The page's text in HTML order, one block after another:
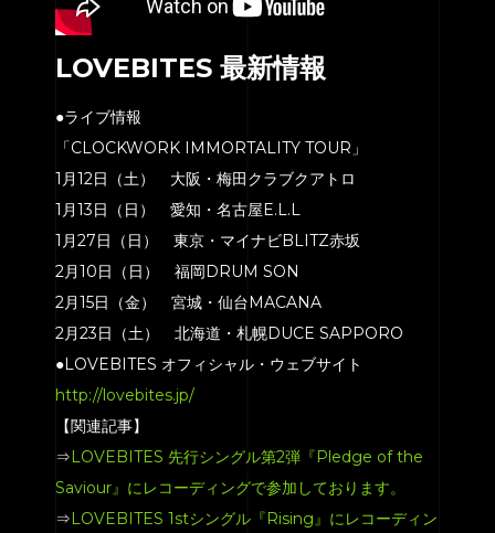
LOVEBITES 最新情報
●ライブ情報
「CLOCKWORK IMMORTALITY TOUR」
1月12日（土） 大阪・梅田クラブクアトロ
1月13日（日） 愛知・名古屋E.L.L
1月27日（日） 東京・マイナビBLITZ赤坂
2月10日（日） 福岡DRUM SON
2月15日（金） 宮城・仙台MACANA
2月23日（土） 北海道・札幌DUCE SAPPORO
●LOVEBITES オフィシャル・ウェブサイト
http://lovebites.jp/
【関連記事】
⇒LOVEBITES 先行シングル第2弾『Pledge of the
Saviour』にレコーディングで参加しております。
⇒LOVEBITES 1stシングル『Rising』にレコーディン